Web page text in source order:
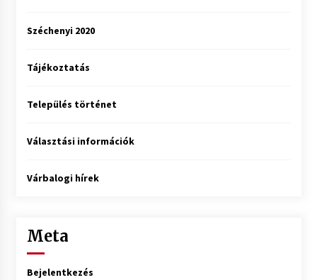
Széchenyi 2020
Tájékoztatás
Település történet
Választási információk
Várbalogi hírek
Meta
Bejelentkezés